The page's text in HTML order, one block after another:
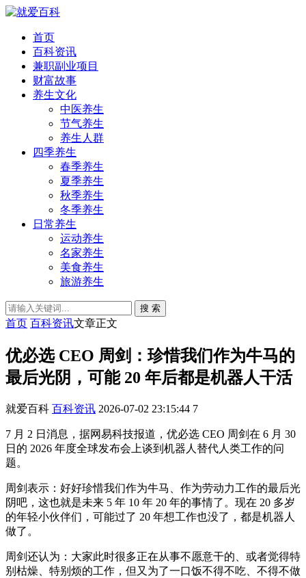
首页
百科资讯
兼职副业项目
财富故事
养生文化
中医养生
节气养生
养生人群
四季养生
春季养生
夏季养生
秋季养生
冬季养生
日常养生
运动养生
名家养生
美食养生
旅游养生
搜 索
首页 百科资讯文章正文
优必选 CEO 周剑：珍惜我们作为牛马的
最后光阴，可能 20 年后都是机器人干活
就爱百科 百科资讯 2026-07-02 23:15:44 7
7 月 2 日消息，据网易科技报道，优必选 CEO 周剑在 6 月 30
日的 2026 年度全球发布会上谈到机器人替代人类工作的问
题。
周剑表示：好好珍惜我们作为牛马、作为劳动力工作的最后光
阴吧，这也就是未来 5 年 10 年 20 年的事情了。现在 20 多岁
的年轻小伙伴们，可能过了 20 年想工作也没了，都是机器人
做了。
周剑还认为：大家此时很多正在从事不愿意干的、或者觉得特
别枯燥、特别烦的工作，但又为了一口饭不得不吃、不得不做